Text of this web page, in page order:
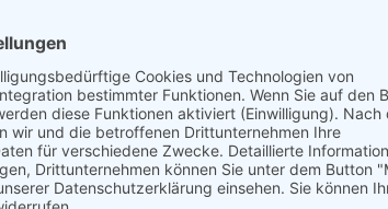
zu erwerben, die deine Expertise in